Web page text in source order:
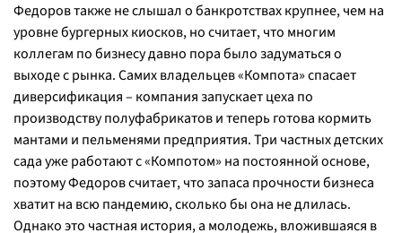
Федоров также не слышал о банкротствах крупнее, чем на
уровне бургерных киосков, но считает, что многим
коллегам по бизнесу давно пора было задуматься о
выходе с рынка. Самих владельцев «Компота» спасает
диверсификация – компания запускает цеха по
производству полуфабрикатов и теперь готова кормить
мантами и пельменями предприятия. Три частных детских
сада уже работают с «Компотом» на постоянной основе,
поэтому Федоров считает, что запаса прочности бизнеса
хватит на всю пандемию, сколько бы она не длилась.
Однако это частная история, а молодежь, вложившаяся в